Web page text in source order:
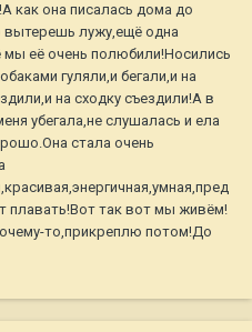
как она писалась дома до
лужу,ещё одна
мы её очень полюбили!Носились
гуляли,и бегали,и на
на сходку съездили!А в
убегала,не слушалась и ела
стала очень
плавать!Вот так вот мы живём!
то,прикреплю потом!До